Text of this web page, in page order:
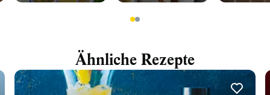
12
Ähnliche Rezepte